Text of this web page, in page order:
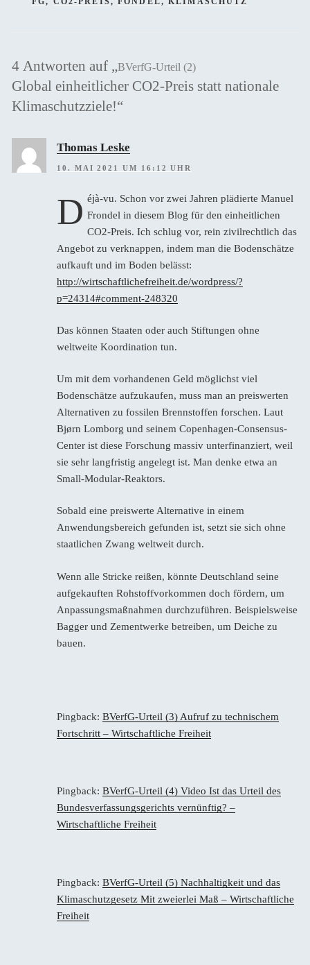
4 Antworten auf „BVerfG-Urteil (2)
Global einheitlicher CO2-Preis statt nationale
Klimaschutzziele!“
Thomas Leske
10. MAI 2021 UM 16:12 UHR
D éjà-vu. Schon vor zwei Jahren plädierte Manuel
Frondel in diesem Blog für den einheitlichen
CO2-Preis. Ich schlug vor, rein zivilrechtlich das
Angebot zu verknappen, indem man die Bodenschätze
aufkauft und im Boden belässt:
http://wirtschaftlichefreiheit.de/wordpress/?
p=24314#comment-248320
Das können Staaten oder auch Stiftungen ohne
weltweite Koordination tun.
Um mit dem vorhandenen Geld möglichst viel
Bodenschätze aufzukaufen, muss man an preiswerten
Alternativen zu fossilen Brennstoffen forschen. Laut
Bjørn Lomborg und seinem Copenhagen-Consensus-
Center ist diese Forschung massiv unterfinanziert, weil
sie sehr langfristig angelegt ist. Man denke etwa an
Small-Modular-Reaktors.
Sobald eine preiswerte Alternative in einem
Anwendungsbereich gefunden ist, setzt sie sich ohne
staatlichen Zwang weltweit durch.
Wenn alle Stricke reißen, könnte Deutschland seine
aufgekauften Rohstoffvorkommen doch fördern, um
Anpassungsmaßnahmen durchzuführen. Beispielsweise
Bagger und Zementwerke betreiben, um Deiche zu
bauen.
Pingback: BVerfG-Urteil (3) Aufruf zu technischem
Fortschritt – Wirtschaftliche Freiheit
Pingback: BVerfG-Urteil (4) Video Ist das Urteil des
Bundesverfassungsgerichts vernünftig? –
Wirtschaftliche Freiheit
Pingback: BVerfG-Urteil (5) Nachhaltigkeit und das
Klimaschutzgesetz Mit zweierlei Maß – Wirtschaftliche
Freiheit